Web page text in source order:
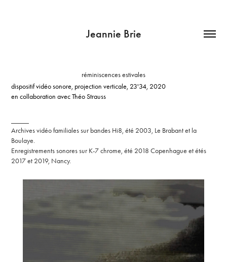
Jeannie Brie
réminiscences estivales
dispositif vidéo sonore, projection verticale, 23'34, 2020
en collaboration avec Théo Strauss
Archives vidéo familiales sur bandes Hi8, été 2003, Le Brabant et la
Boulaye.
Enregistrements sonores sur K-7 chrome, été 2018 Copenhague et étés
2017 et 2019, Nancy.